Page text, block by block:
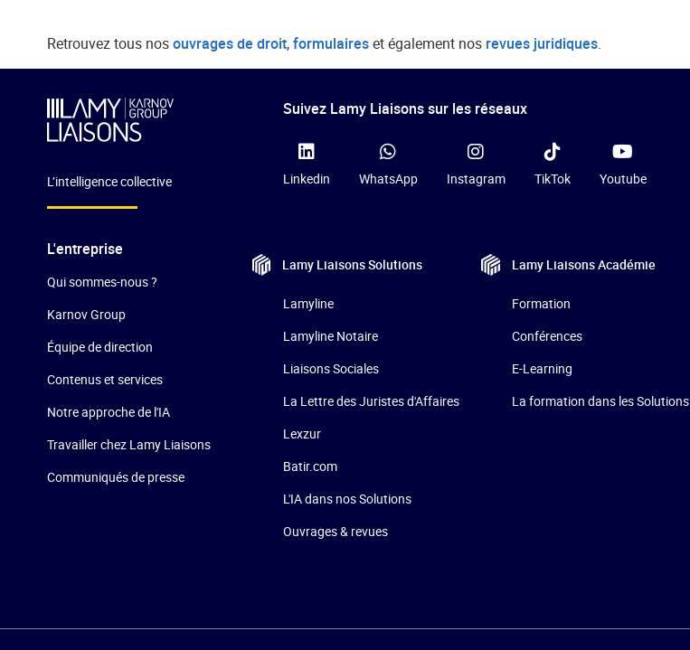
Retrouvez tous nosouvrages de droit,formulaireset également nos revues juridiques.
L’intelligence collective
L'entreprise
Qui sommes-nous ?
Karnov Group
Équipe de direction
Contenus et services
Notre approche de l'IA
Travailler chez Lamy Liaisons
Communiqués de presse
Suivez Lamy Liaisons sur les réseaux
Linkedin WhatsApp Instagram TikTok Youtube
Lamy LiaisonsSolutions
Lamyline
Lamyline Notaire
Liaisons Sociales
La Lettre des Juristes d'Affaires
Lexzur
Batir.com
L'IA dans nos Solutions
Ouvrages & revues
Lamy LiaisonsAcadémie
Formation
Conférences
E-Learning
La formation dans les Solutions